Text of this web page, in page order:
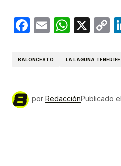
Facebook
Email X
BALONCESTO LA LAGUNA TENERIFE
por RedacciónPublicado el